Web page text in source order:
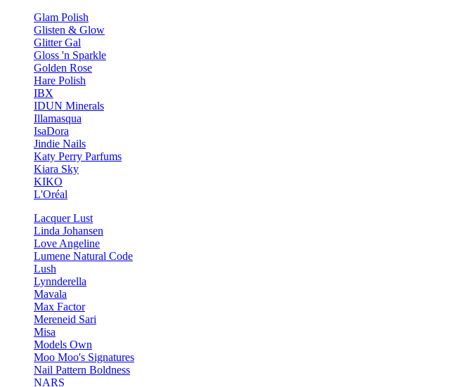
Glam Polish
Glisten & Glow
Glitter Gal
Gloss 'n Sparkle
Golden Rose
Hare Polish
IBX
IDUN Minerals
Illamasqua
IsaDora
Jindie Nails
Katy Perry Parfums
Kiara Sky
KIKO
L'Oréal
Lacquer Lust
Linda Johansen
Love Angeline
Lumene Natural Code
Lush
Lynnderella
Mavala
Max Factor
Mereneid Sari
Misa
Models Own
Moo Moo's Signatures
Nail Pattern Boldness
NARS